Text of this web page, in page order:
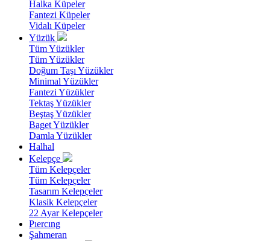
Halka Küpeler
Fantezi Küpeler
Vidalı Küpeler
Yüzük
Tüm Yüzükler
Tüm Yüzükler
Doğum Taşı Yüzükler
Minimal Yüzükler
Fantezi Yüzükler
Tektaş Yüzükler
Beştaş Yüzükler
Baget Yüzükler
Damla Yüzükler
Halhal
Kelepçe
Tüm Kelepçeler
Tüm Kelepçeler
Tasarım Kelepçeler
Klasik Kelepçeler
22 Ayar Kelepçeler
Pıercıng
Şahmeran